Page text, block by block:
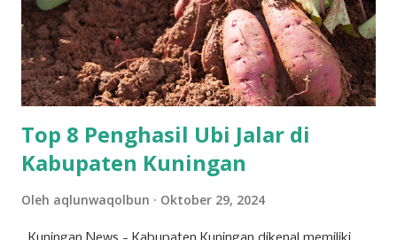
Sadam Husain. Ada anak muda dari kalangan
Muhammadiyah, NU, hingga mantan aktivis dari organisasi
mahasiswa seperti, PMII dan GMNI yang ikut merapat.
“Alhamdulillah di Muscab kali ini dalam rangka menyusun
struktur DPC ke depan 202...
Top 8 Penghasil Ubi Jalar di
Kabupaten Kuningan
Oleh aqlunwaqolbun Oktober 29, 2024